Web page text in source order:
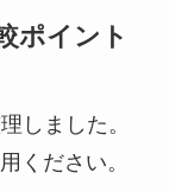
ポイント
しました。
ください。